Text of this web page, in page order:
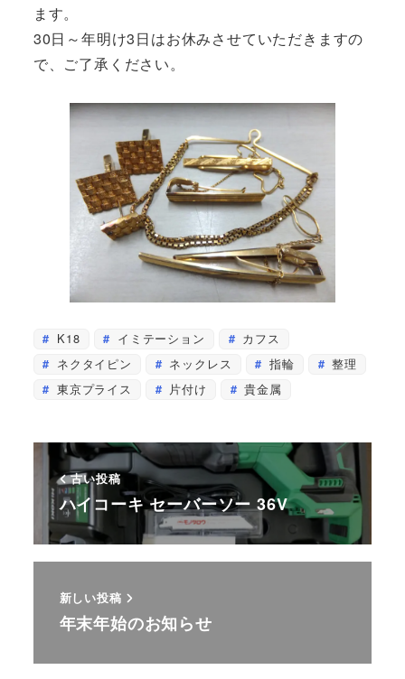
ます。
30日～年明け3日はお休みさせていただきますの
で、ご了承ください。
K18 イミテーション
カフス
ネクタイピン
ネックレス 指輪
整理
東京プライス
片付け 貴金属
古い投稿
ハイコーキ セーバーソー 36V
新しい投稿
年末年始のお知らせ